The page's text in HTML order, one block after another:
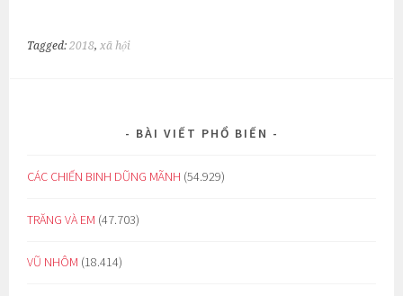
Tagged:2018, xã hội
BÀI VIẾT PHỔ BIẾN
CÁC CHIẾN BINH DŨNG MÃNH (54.929)
TRĂNG VÀ EM (47.703)
VŨ NHÔM (18.414)